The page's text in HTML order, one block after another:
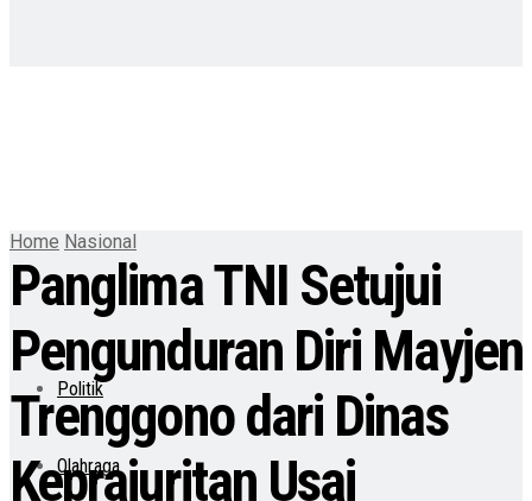
Politik
Olahraga
Home Nasional
Panglima TNI Setujui
Pengunduran Diri Mayjen
Trenggono dari Dinas
Keprajuritan Usai